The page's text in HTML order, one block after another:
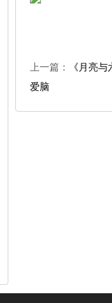
上一篇：
《月亮
爱脑